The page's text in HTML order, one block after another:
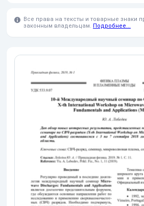
Все права на тексты и товарные знаки
законным владельцам. Подробнее...